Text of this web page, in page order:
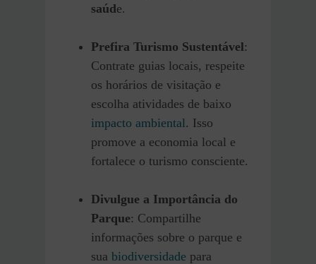
saúde.
Prefira Turismo Sustentável:
Contrate guias locais, respeite
os horários de visitação e
escolha atividades de baixo
impacto ambiental. Isso
promove a economia local e
fortalece o turismo consciente.
Divulgue a Importância do
Parque: Compartilhe
informações sobre o parque e
sua biodiversidade para